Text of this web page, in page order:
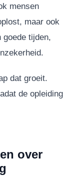
mensen
maar ook
tijden,
dat groeit.
de opleiding
over